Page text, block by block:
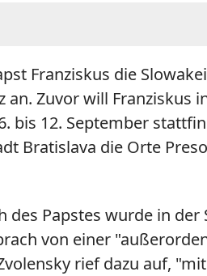
Franziskus die
Zuvor will Franziskus
bis 12. September
Bratislava die Orte
des Papstes wurde in
von einer
rief dazu auf,